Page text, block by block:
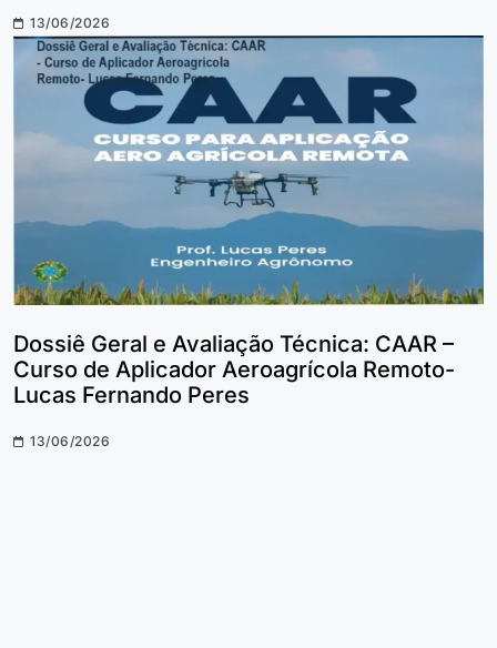
13/06/2026
Dossiê Geral e Avaliação Técnica: CAAR –
Curso de Aplicador Aeroagrícola Remoto-
Lucas Fernando Peres
13/06/2026